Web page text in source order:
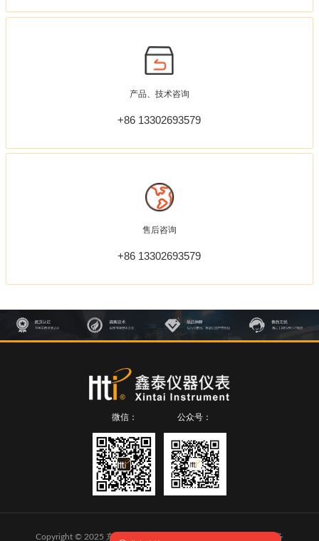
产品、技术咨询
+86 13302693579
售后咨询
+86 13302693579
微信： 公众号：
Copyright © 2025 东莞市鑫泰仪器仪表有限公司 版权所有 粤ICP备